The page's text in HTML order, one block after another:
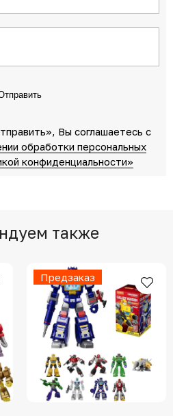
Вы соглашаетесь c
обработки персональных
конфиденциальности»
также
Предзаказ